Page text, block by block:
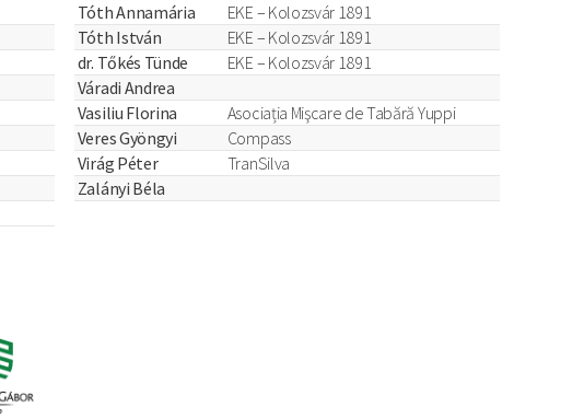
Tóth Annamária
EKE – Kolozsvár 1891
Tóth István
EKE – Kolozsvár 1891
dr. Tőkés Tünde
EKE – Kolozsvár 1891
Váradi Andrea
Vasiliu Florina
Asociația Mişcare de Tabără Yuppi
Veres Gyöngyi
Compass
Virág Péter
TranSilva
Zalányi Béla